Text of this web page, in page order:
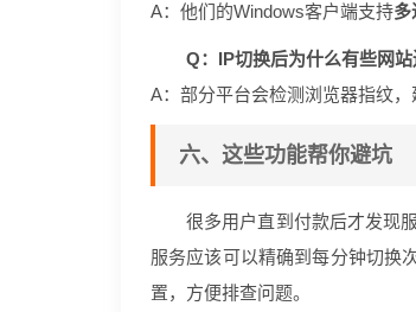
A：他们的Windows客户端支持多
Q：IP切换后为什么有些网站
A：部分平台会检测浏览器指纹
六、这些功能帮你避坑
很多用户直到付款后才发现
服务应该可以精确到每分钟切换
置，方便排查问题。